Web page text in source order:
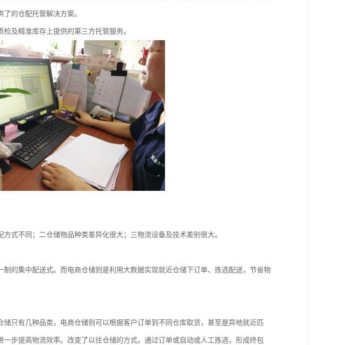
的仓配托管解决方案。
及精准库存上提供的第三方托管服务。
式不同；二仓储物品种类差异化很大；三物流设备及技术差别很大。
的集中配送式。而电商仓储则是利用大数据实现就近仓储下订单、拣选配送，节省物
只有几种品类，电商仓储则可以根据客户订单到不同仓库取货，甚至是异地就近匹
步提高物流效率。改变了以往仓储的方式。通过订单或自动或人工拣选，形成终包